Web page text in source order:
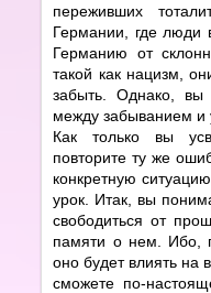
переживших
Германии, где люди
Германию от
такой как нацизм,
забыть. Однако, вы
между забыванием и
Как только вы
повторите ту же
конкретную
урок. Итак, вы
свободиться от
памяти о нем. Ибо,
оно будет влиять на
сможете по-